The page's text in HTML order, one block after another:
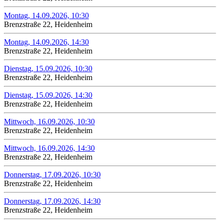
Montag, 14.09.2026, 10:30
Brenzstraße 22, Heidenheim
Montag, 14.09.2026, 14:30
Brenzstraße 22, Heidenheim
Dienstag, 15.09.2026, 10:30
Brenzstraße 22, Heidenheim
Dienstag, 15.09.2026, 14:30
Brenzstraße 22, Heidenheim
Mittwoch, 16.09.2026, 10:30
Brenzstraße 22, Heidenheim
Mittwoch, 16.09.2026, 14:30
Brenzstraße 22, Heidenheim
Donnerstag, 17.09.2026, 10:30
Brenzstraße 22, Heidenheim
Donnerstag, 17.09.2026, 14:30
Brenzstraße 22, Heidenheim